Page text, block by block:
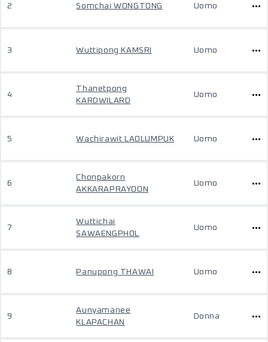
2 Somchai WONGTONG Uomo
3 Wuttipong KAMSRI Uomo
4
Thanetpong
KARDWILARD
Uomo
5 Wachirawit LAOLUMPUK Uomo
6
Chonpakorn
AKKARAPRAYOON
Uomo
7
Wuttichai
SAWAENGPHOL
Uomo
8 Panupong THAWAI Uomo
9
Aunyamanee
KLAPACHAN
Donna